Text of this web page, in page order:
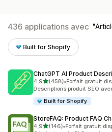
436 applications avec
Built for Shopify
ChatGPT AI Product
4,9étoile(s) sur 5
(458)
458 avis au total
•Forfait gratuit
Descriptions produit SEO
Built for Shopify
StoreFAQ: Product FAQ
4,9étoile(s) sur 5
(146)
146 avis au total
•Forfait gratuit